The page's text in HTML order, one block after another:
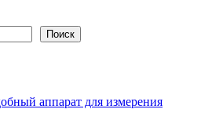
Поиск
аппарат для измерения